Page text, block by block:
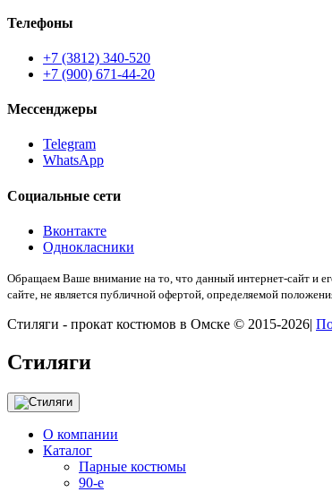
Телефоны
+7 (3812) 340-520
+7 (900) 671-44-20
Мессенджеры
Telegram
WhatsApp
Социальные сети
Вконтакте
Однокласники
Обращаем Ваше внимание на то, что данный интернет-сайт и
сайте, не является публичной офертой, определяемой
Стиляги - прокат костюмов в Омске © 2015-2026|
Стиляги
О компании
Каталог
Парные костюмы
90-е